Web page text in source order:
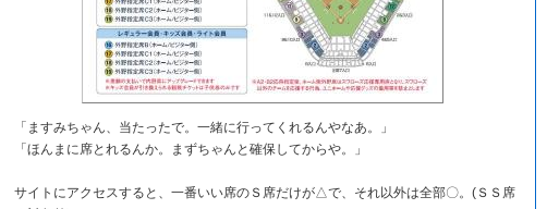
「ますみちゃん、当たったで。一緒に行ってくれるんやなあ。」
「ほんまに席とれるんか。まずちゃんと確保してからや。」
サイトにアクセスすると、一番いい席のＳ席だけが△で、それ以外は全部〇。(ＳＳ席